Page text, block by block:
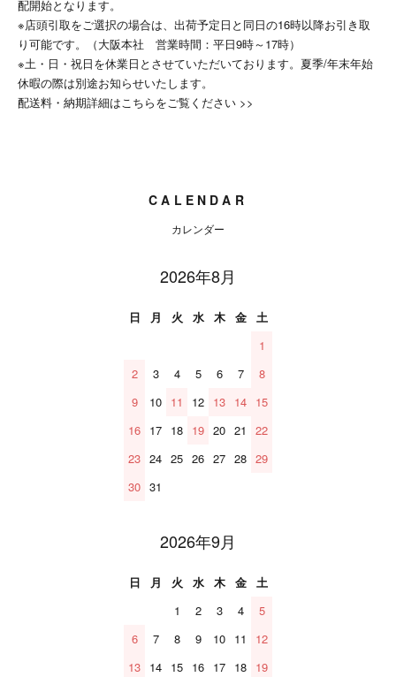
配開始となります。
※店頭引取をご選択の場合は、出荷予定日と同日の16時以降お引き取
り可能です。（大阪本社 営業時間：平日9時～17時）
※土・日・祝日を休業日とさせていただいております。夏季/年末年始
休暇の際は別途お知らせいたします。
配送料・納期詳細はこちらをご覧ください >>
CALENDAR
カレンダー
2026年8月
日 月 火 水 木 金
土
1
2
3 4 5 6 7
8
9
10 11 12 13 14 15
16 17 18 19 20 21
22
23 24 25 26 27 28 29
30 31
2026年9月
日 月 火 水 木 金
土
1
2 3 4
5
6
7 8 9 10 11
12
13 14 15 16 17 18 19